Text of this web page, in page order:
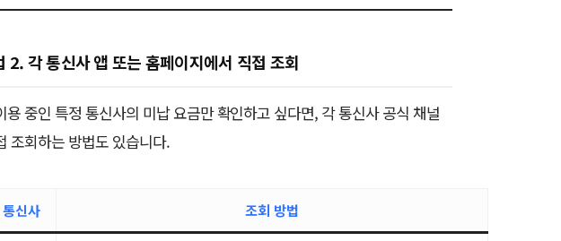
2. 각 통신사 앱 또는 홈페이지에서 직접 조회
용 중인 특정 통신사의 미납 요금만 확인하고 싶다면, 각 통신사 공식 채널
조회하는 방법도 있습니다.
통신사 조회 방법